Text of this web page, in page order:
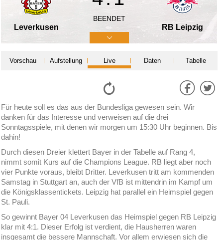
Leverkusen
BEENDET
RB Leipzig
Vorschau Aufstellung Live Daten Tabelle
Für heute soll es das aus der Bundesliga gewesen sein. Wir
danken für das Interesse und verweisen auf die drei
Sonntagsspiele, mit denen wir morgen um 15:30 Uhr beginnen. Bis
dahin!
Durch diesen Dreier klettert Bayer in der Tabelle auf Rang 4,
nimmt somit Kurs auf die Champions League. RB liegt aber noch
vier Punkte voraus, bleibt Dritter. Leverkusen tritt am kommenden
Samstag in Stuttgart an, auch der VfB ist mittendrin im Kampf um
die Königsklassentickets. Leipzig hat parallel ein Heimspiel gegen
St. Pauli.
So gewinnt Bayer 04 Leverkusen das Heimspiel gegen RB Leipzig
klar mit 4:1. Dieser Erfolg ist verdient, die Hausherren waren
insgesamt die bessere Mannschaft. Vor allem erwiesen sich die